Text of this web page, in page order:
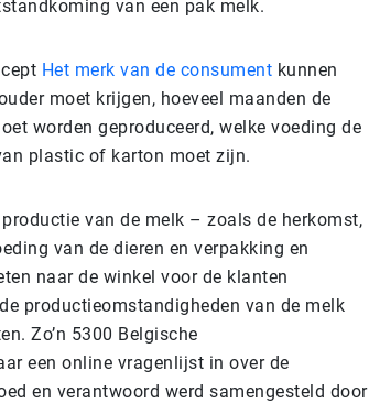
van een pak melk.
Het merk van de consument kunnen
moet krijgen, hoeveel maanden de
worden geproduceerd, welke voeding de
plastic of karton moet zijn.
van de melk – zoals de herkomst,
van de dieren en verpakking en
naar de winkel voor de klanten
productieomstandigheden van de melk
Zo’n 5300 Belgische
een online vragenlijst in over de
en verantwoord werd samengesteld door